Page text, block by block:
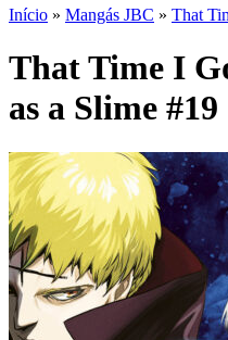
Início » Mangás JBC » That
That Time I
as a Slime #19